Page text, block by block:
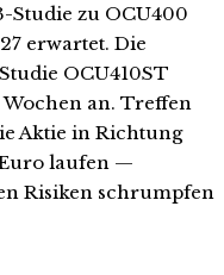
Studie zu OCU400
erwartet. Die
OCU410ST
an. Treffen
Aktie in Richtung
Euro laufen —
Risiken schrumpfen